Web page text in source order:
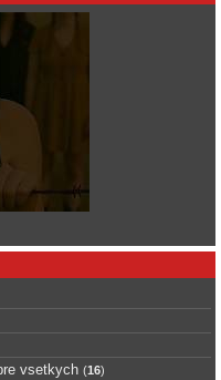
vsetkych (16)